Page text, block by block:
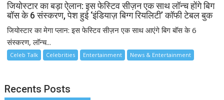
जियोस्टार का बड़ा ऐलान: इस फेस्टिव सीज़न एक साथ लॉन्च होंगे बिग
बॉस के 6 संस्करण, पेश हुई ‘इंडियाज़ बिग्ग रियलिटी’ कॉफी टेबल बुक
जियोस्टार का मेगा प्लान: इस फेस्टिव सीज़न एक साथ आएंगे बिग बॉस के 6
संस्करण, लॉन्च...
Celeb Talk Celebrities Entertainment News & Entertainment
Recents Posts